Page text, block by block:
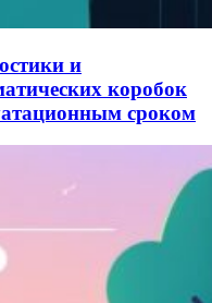
и
коробок
сроком